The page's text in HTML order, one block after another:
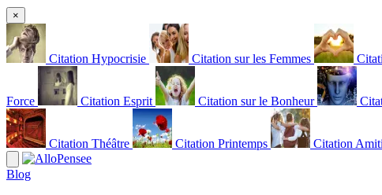
×
Citation Hypocrisie Citation sur les Femmes
Force Citation Esprit Citation sur le Bonheur
Citation Théâtre Citation Printemps Citation
Blog